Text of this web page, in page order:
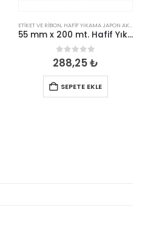
ETIKET VE RIBON, HAFIF YIKAMA JAPON AKMAZ
55 mm x 200 mt. Hafif Yıkama Japon Akmaz
0out of 5
288,25₺
SEPETE EKLE